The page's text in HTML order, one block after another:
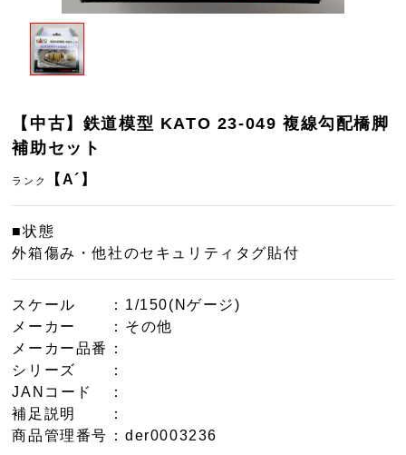
【中古】鉄道模型 KATO 23-049 複線勾配橋脚
補助セット
ランク 【A´】
■状態
外箱傷み・他社のセキュリティタグ貼付
スケール
：1/150(Nゲージ)
メーカー
：その他
メーカー品番
：
シリーズ
：
JANコード
：
補足説明
：
商品管理番号 ：der0003236